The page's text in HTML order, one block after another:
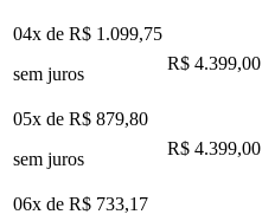
04x de R$ 1.099,75
sem juros
R$ 4.399,00
05x de R$ 879,80
sem juros
R$ 4.399,00
06x de R$ 733,17